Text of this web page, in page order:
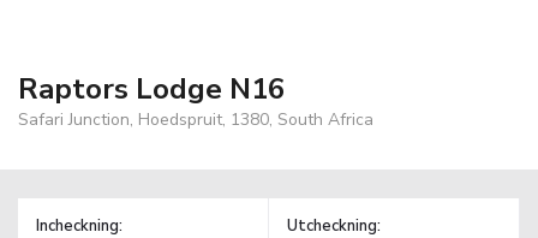
Raptors Lodge N16
Safari Junction, Hoedspruit, 1380, South Africa
Incheckning: Utcheckning: